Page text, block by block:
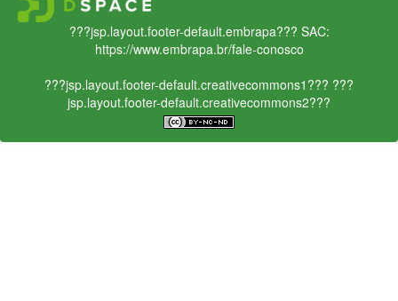
???jsp.layout.footer-default.embrapa??? SAC:
https://www.embrapa.br/fale-conosco
???jsp.layout.footer-default.creativecommons1??? ???
jsp.layout.footer-default.creativecommons2???